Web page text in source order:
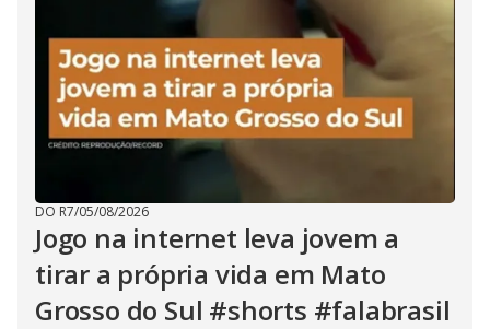
DO R7/05/08/2026
Jogo na internet leva jovem a
tirar a própria vida em Mato
Grosso do Sul #shorts #falabrasil